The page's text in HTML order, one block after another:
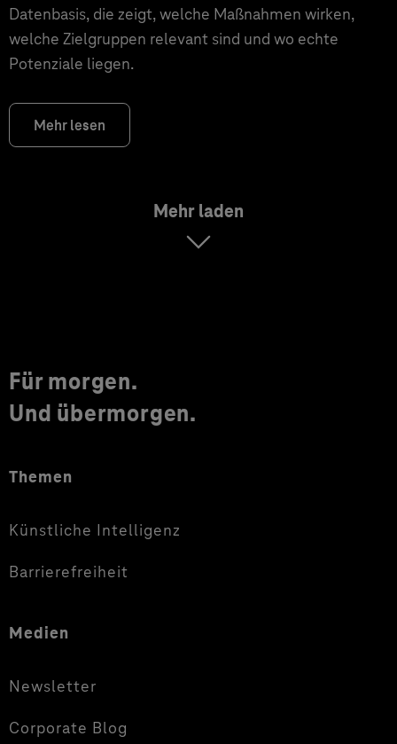
Datenbasis, die zeigt, welche Maßnahmen wirken,
welche Zielgruppen relevant sind und wo echte
Potenziale liegen.
Mehr lesen
Mehr laden
Für morgen.
Und übermorgen.
Themen
Künstliche Intelligenz
Barrierefreiheit
Medien
Newsletter
Corporate Blog